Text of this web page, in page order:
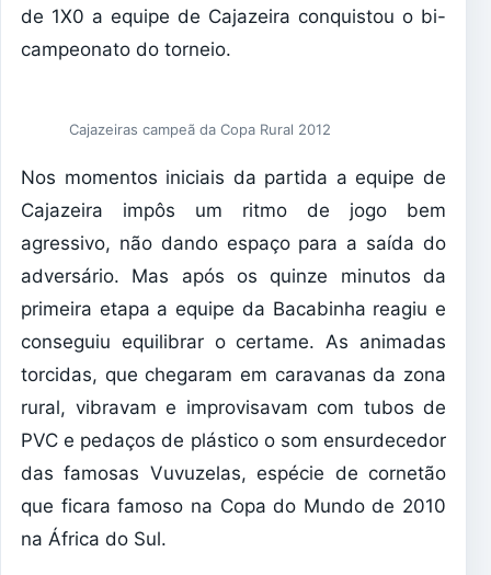
de 1X0 a equipe de Cajazeira conquistou o bi-
campeonato do torneio.
Cajazeiras campeã da Copa Rural 2012
Nos momentos iniciais da partida a equipe de
Cajazeira impôs um ritmo de jogo bem
agressivo, não dando espaço para a saída do
adversário. Mas após os quinze minutos da
primeira etapa a equipe da Bacabinha reagiu e
conseguiu equilibrar o certame. As animadas
torcidas, que chegaram em caravanas da zona
rural, vibravam e improvisavam com tubos de
PVC e pedaços de plástico o som ensurdecedor
das famosas Vuvuzelas, espécie de cornetão
que ficara famoso na Copa do Mundo de 2010
na África do Sul.